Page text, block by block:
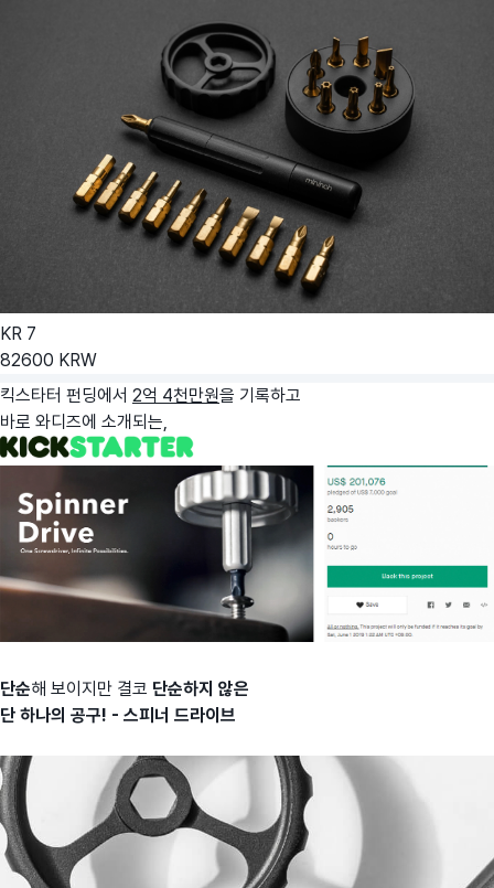
KR 7
82600 KRW
킥스타터 펀딩에서 2억 4천만원을 기록하고
바로 와디즈에 소개되는,
단순해 보이지만 결코 단순하지 않은
단 하나의 공구! - 스피너 드라이브